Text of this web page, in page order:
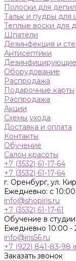
Полоски для
Тальк и пудры для
Теплые воски для
Шпатели
Дезинфекция и
Антисептики
Дезинфицирующие
Оборудование
Распродажа
Подарочные карты
Распродажа
Акции
Схемы ухода
Доставка и оплата
Контакты
Обучение
Салон красоты
+7 (3532) 61-17-64
+7 (3532) 61-17-64
г. Оренбург, ул.
Ежедневно: с
info@shopiris.ru
+7 (3532) 61-17-61
Обучение в
Ежедневно 10:00 -
info@iris56.ru
+7 (922) 841-83-98
Заказать звонок